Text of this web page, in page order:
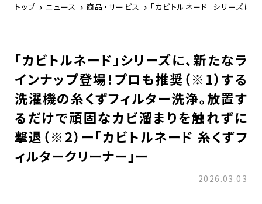
トップ ニュース 商品・サービス 「カビトルネード」シリーズ
「カビトルネード」シリーズに、新たなラ
インナップ登場！プロも推奨（※1）する
洗濯機の糸くずフィルター洗浄。放置す
るだけで頑固なカビ溜まりを触れずに
撃退（※2）ー「カビトルネード 糸くずフ
ィルタークリーナー」ー
2026.03.03